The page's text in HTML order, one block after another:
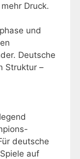
Druck.
und
Deutsche
Struktur –
deutsche
auf